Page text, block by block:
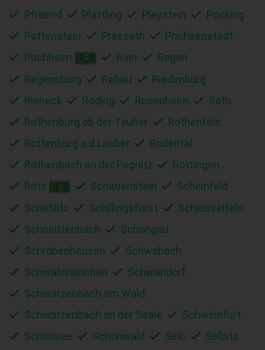
Pfreimd
Plattling Pleystein
Pocking
Pottenstein
Pressath
Prichsenstadt
Puchheim
R Rain
Regen
Regensburg
Rehau
Riedenburg
Rieneck
Roding Rosenheim
Roth
Rothenburg ob der Tauber
Rothenfels
Rottenburg a.d.Laaber
Rödental
Röthenbach an der Pegnitz
Röttingen
Rötz
S Schauenstein
Scheinfeld
Scheßlitz
Schillingsfürst
Schlüsselfeld
Schnaittenbach
Schongau
Schrobenhausen
Schwabach
Schwabmünchen
Schwandorf
Schwarzenbach am Wald
Schwarzenbach an der Saale
Schweinfurt
Schönsee
Schönwald Selb
Selbitz